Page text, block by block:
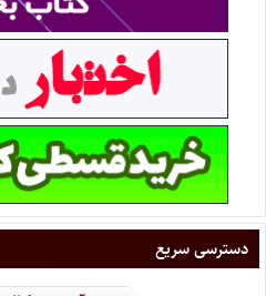
دسترسی سریع